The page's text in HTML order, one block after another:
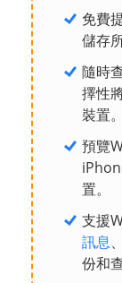
免費
儲存
隨時
擇性
裝置。
預覽
置。
支援
訊息
份和